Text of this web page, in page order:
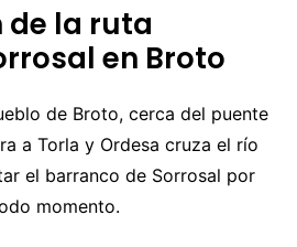
de la ruta
en Broto
de Broto, cerca del puente
a Torla y Ordesa cruza el río
el barranco de Sorrosal por
momento.